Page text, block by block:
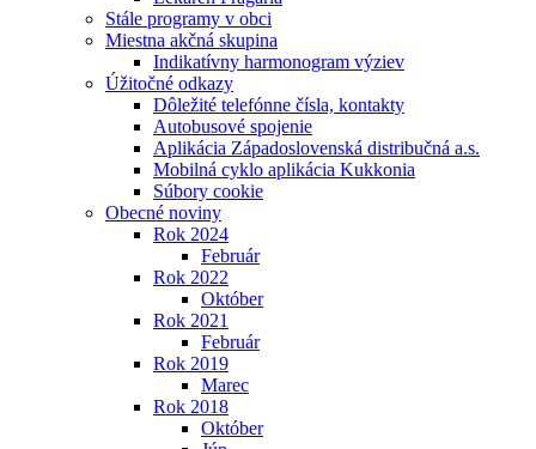
Stále programy v obci
Miestna akčná skupina
Indikatívny harmonogram výziev
Úžitočné odkazy
Dôležité telefónne čísla, kontakty
Autobusové spojenie
Aplikácia Západoslovenská distribučná a.s.
Mobilná cyklo aplikácia Kukkonia
Súbory cookie
Obecné noviny
Rok 2024
Február
Rok 2022
Október
Rok 2021
Február
Rok 2019
Marec
Rok 2018
Október